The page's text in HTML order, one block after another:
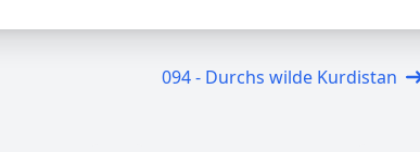
094 - Durchs wilde Kurdistan